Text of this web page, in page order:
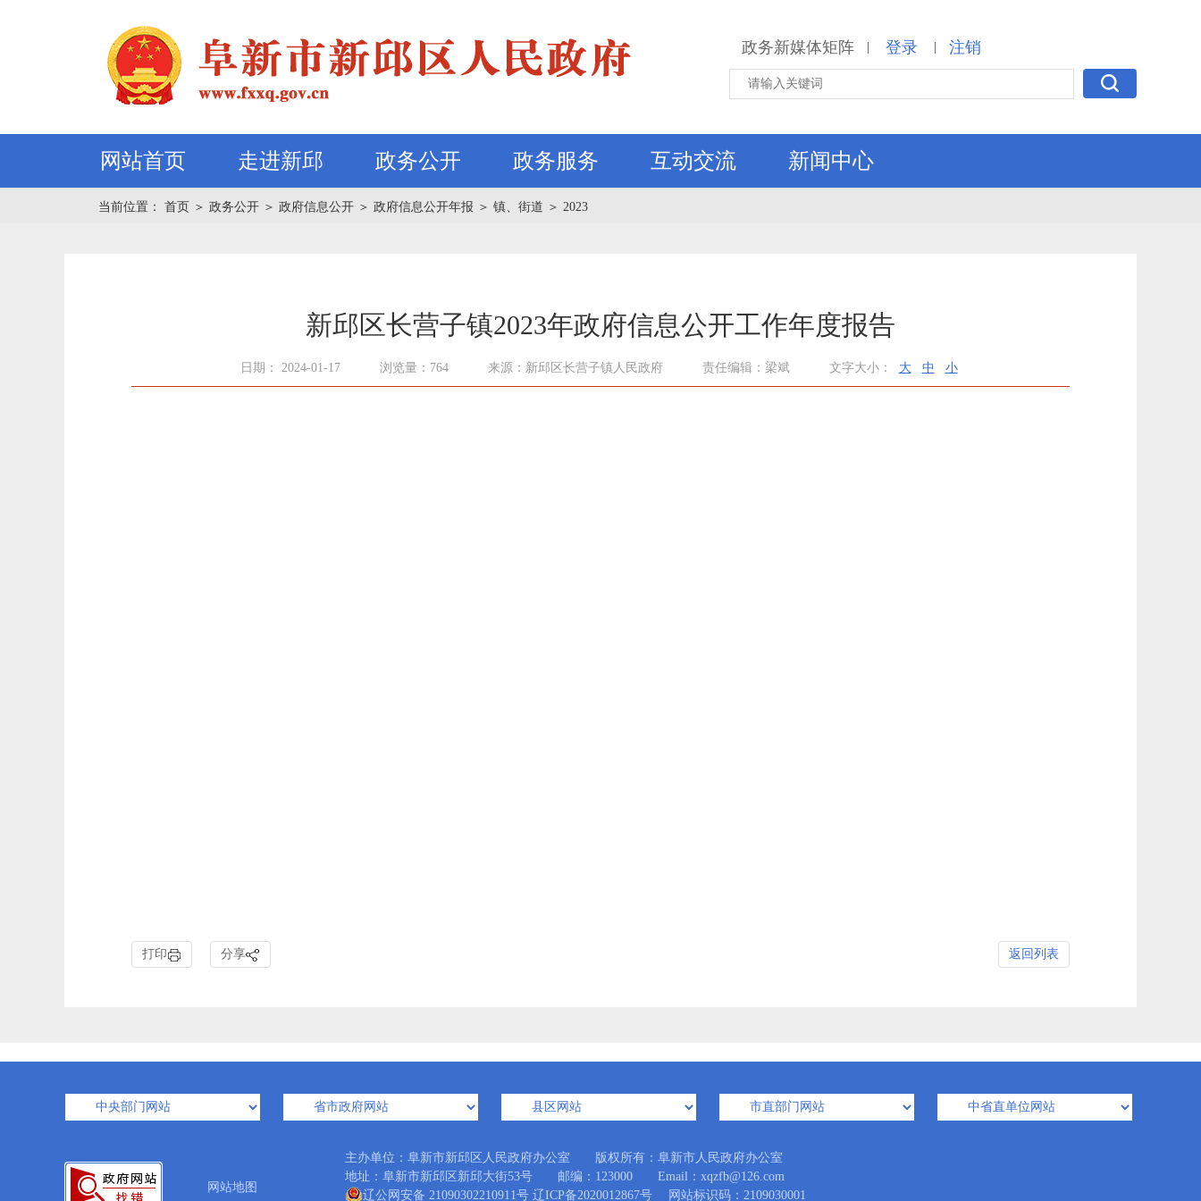
政务新媒体矩阵 | 登录 | 注销
网站首页 走进新邱 政务公开 政务服务 互动交流 新闻中心
当前位置： 首页 ＞ 政务公开 ＞ 政府信息公开 ＞ 政府信息公开年报 ＞ 镇、街道 ＞ 2023
新邱区长营子镇2023年政府信息公开工作年度报告
日期： 2024-01-17 浏览量：764 来源：新邱区长营子镇人民政府 责任编辑：梁斌 文字大小： 大 中 小
打印 分享 返回列表
网站地图
主办单位：阜新市新邱区人民政府办公室 版权所有：阜新市人民政府办公室
地址：阜新市新邱区新邱大街53号 邮编：123000 Email：xqzfb@126.com
辽公网安备 21090302210911号 辽ICP备2020012867号 网站标识码：2109030001